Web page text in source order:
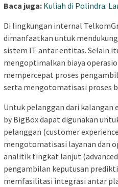
Baca juga: Kuliah di Polindra:
Di lingkungan internal
dimanfaatkan untuk
sistem IT antar entitas. Selain
mengoptimalkan biaya
mempercepat proses
serta mengotomatisasi proses
Untuk pelanggan dari kalangan
by BigBox dapat digunakan
pelanggan (customer
mengotomatisasi layanan dan
analitik tingkat lanjut
pengambilan keputusan
memfasilitasi integrasi antar